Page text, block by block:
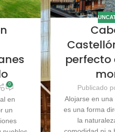
0
en
un
perfecto
Publicado
Alojarse en
es una forma
la